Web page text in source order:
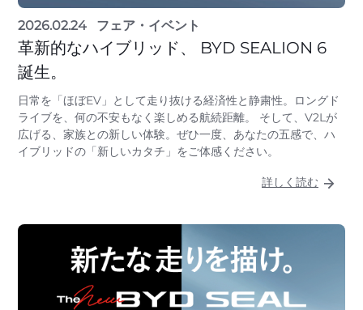
2026.02.24 フェア・イベント
革新的なハイブリッド、 BYD SEALION 6
誕生。
日常を「ほぼEV」として走り抜ける経済性と静粛性。ロングド
ライブを、何の不安もなく楽しめる航続距離。 そして、V2Lが
広げる、家族との新しい体験。ぜひ一度、あなたの五感で、ハ
イブリッドの「新しいカタチ」をご体感ください。
詳しく読む